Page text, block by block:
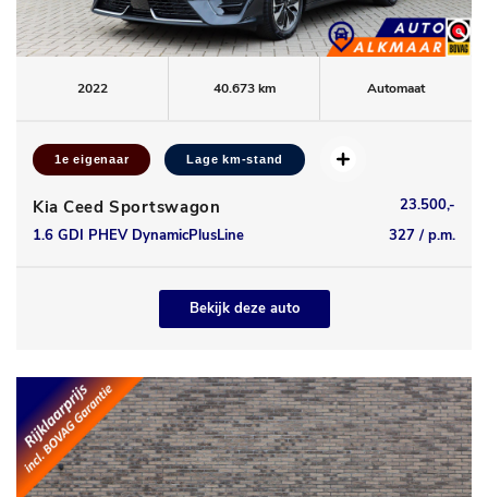
2022 40.673 km Automaat
1e eigenaar Lage km-stand
Kia Ceed Sportswagon
23.500,-
1.6 GDI PHEV DynamicPlusLine
327 / p.m.
Bekijk deze auto